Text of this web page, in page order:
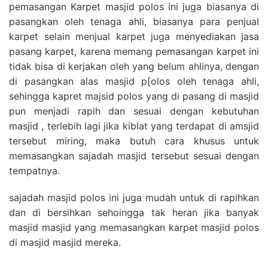
pemasangan Karpet masjid polos ini juga biasanya di
pasangkan oleh tenaga ahli, biasanya para penjual
karpet selain menjual karpet juga menyediakan jasa
pasang karpet, karena memang pemasangan karpet ini
tidak bisa di kerjakan oleh yang belum ahlinya, dengan
di pasangkan alas masjid p[olos oleh tenaga ahli,
sehingga kapret majsid polos yang di pasang di masjid
pun menjadi rapih dan sesuai dengan kebutuhan
masjid , terlebih lagi jika kiblat yang terdapat di amsjid
tersebut miring, maka butuh cara khusus untuk
memasangkan sajadah masjid tersebut sesuai dengan
tempatnya.
sajadah masjid polos ini juga mudah untuk di rapihkan
dan di bersihkan sehoingga tak heran jika banyak
masjid masjid yang memasangkan karpet masjid polos
di masjid masjid mereka.